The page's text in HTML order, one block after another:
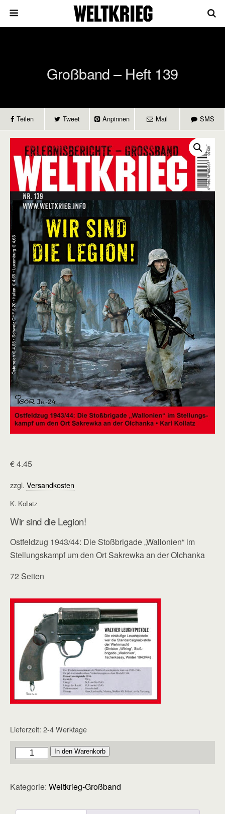
Großband – Heft 139
Teilen Tweet Anpinnen Mail SMS
€4.45
zzgl. Versandkosten
K. Kollatz
Wir sind die Legion!
Ostfeldzug 1943/44: Die Stoßbrigade „Wallonien“ im
Stellungskampf um den Ort Sakrewka an der Olchanka
72 Seiten
Lieferzeit: 2-4 Werktage
Großband
-
139
In den Warenkorb
Kategorie: Weltkrieg-Großband